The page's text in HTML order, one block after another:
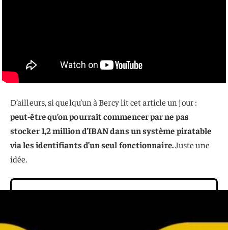
D’ailleurs, si quelqu’un à Bercy lit cet article un jour :
peut-être qu’on pourrait commencer par ne pas
stocker 1,2 million d’IBAN dans un système piratable
via les identifiants d’un seul fonctionnaire.Juste une
idée.